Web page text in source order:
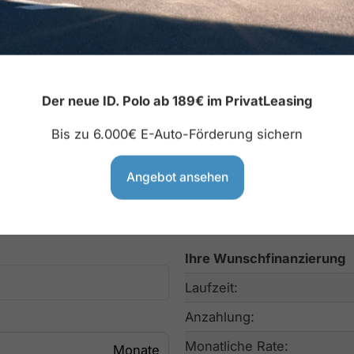
die individuell auf Ihre Bedürfnisse
eine Laufzeit von bis zu 120 Monaten wählen und
Ihre Wunschfinanzierung
Laufzeit:
Anzahlung:
Monatliche Rate:
Der neue ID. Polo ab 189€ im PrivatLeasing
Bis zu 6.000€ E-Auto-Förderung sichern
Angebot ansehen